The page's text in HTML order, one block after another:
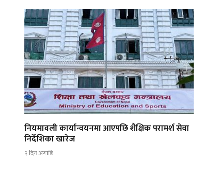
नियमावली कार्यान्वयनमा आएपछि शैक्षिक परामर्श सेवा
निर्देशिका खारेज
२ दिन अगाडि